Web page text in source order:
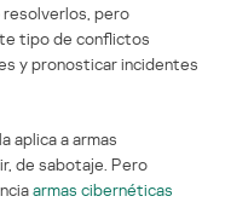
resolverlos, pero
tipo de conflictos
y pronosticar incidentes
aplica a armas
de sabotaje. Pero
armas cibernéticas